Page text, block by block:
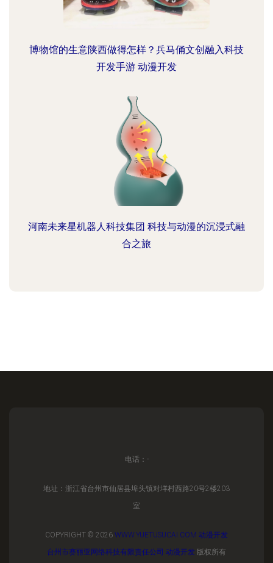
博物馆的生意陕西做得怎样？兵马俑文创融入科技
开发手游 动漫开发
河南未来星机器人科技集团 科技与动漫的沉浸式融
合之旅
电话：-
地址：浙江省台州市仙居县埠头镇对垟村西路20号2楼203
室
COPYRIGHT © 2026 WWW.YUETUSUCAI.COM 动漫开发
台州市赛丽亚网络科技有限责任公司 动漫开发 版权所有